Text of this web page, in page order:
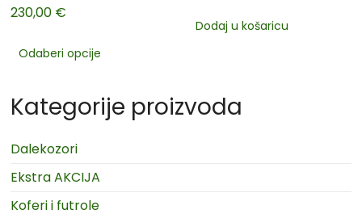
230,00 €
Odaberi opcije
Dodaj u košaricu
Kategorije proizvoda
Dalekozori
Ekstra AKCIJA
Koferi i futrole